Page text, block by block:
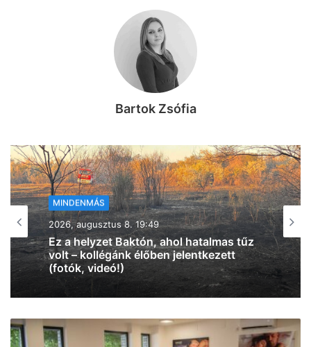
Bartok Zsófia
MINDENMÁS
2026, augusztus 8. 18:00
Vasárnap újra belehúz a meleg, 34 fok
lesz